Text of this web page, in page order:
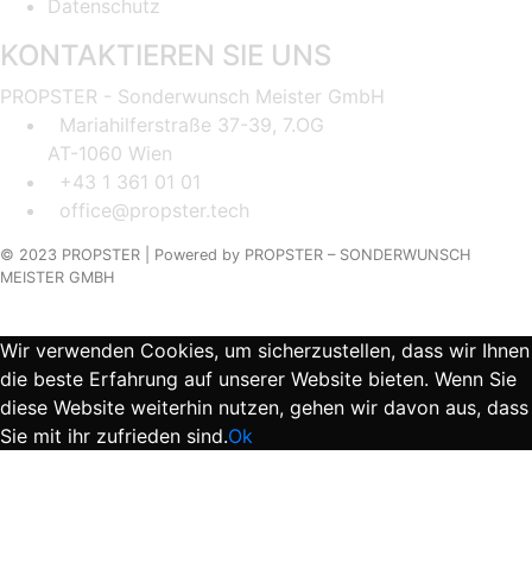
Datenschutz
KONTAKTIEREN SIE UNS
PROPSTER - Sonderwunsch Meister GmbH
Mariahilferstraße 37-39, 7.OG
AT-1060 Wien
+43 1 361 01 01
office@propster.tech
© 2023 PROPSTER | Powered by PROPSTER – SONDERWUNSCH
MEISTER GMBH
Wir verwenden Cookies, um sicherzustellen, dass wir Ihnen
die beste Erfahrung auf unserer Website bieten. Wenn Sie
diese Website weiterhin nutzen, gehen wir davon aus, dass
Sie mit ihr zufrieden sind.Ok